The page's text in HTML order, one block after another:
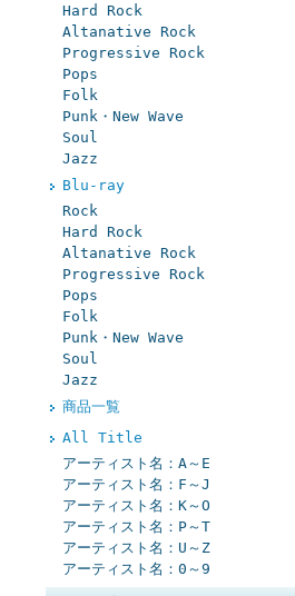
Hard Rock
Altanative Rock
Progressive Rock
Pops
Folk
Punk・New Wave
Soul
Jazz
Blu-ray
Rock
Hard Rock
Altanative Rock
Progressive Rock
Pops
Folk
Punk・New Wave
Soul
Jazz
商品一覧
All Title
アーティスト名：A～E
アーティスト名：F～J
アーティスト名：K～O
アーティスト名：P～T
アーティスト名：U～Z
アーティスト名：0～9